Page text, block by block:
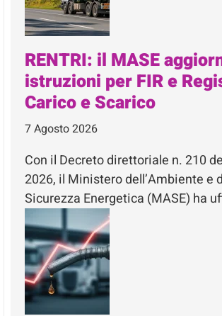
RENTRI: il MASE
istruzioni per FIR e
Carico e Scarico
7 Agosto 2026
Con il Decreto direttoriale n. 210
2026, il Ministero dell’Ambiente e
Sicurezza Energetica (MASE) ha